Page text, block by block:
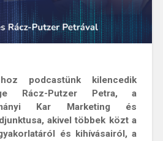
podcastünkkilencedik
Rácz-Putzer Petra, a
Kar Marketing és
akivel többek közt a
és kihívásairól, a